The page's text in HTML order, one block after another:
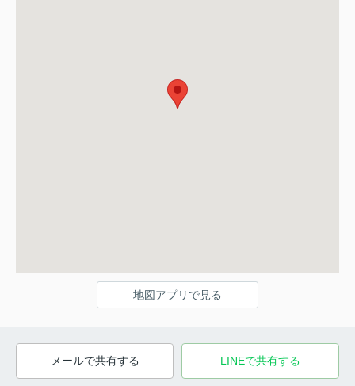
地図アプリで見る
メールで共有する LINEで共有する